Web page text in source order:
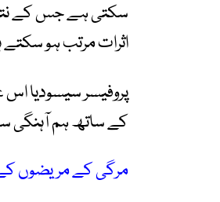
سکتی ہے جس کے
اثرات مرتب ہو سکتے
پروفیسر سیسودیا
کے ساتھ ہم آہنگی
مرگی کے مریضوں کے